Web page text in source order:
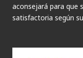
aconsejará para que
satisfactoria según